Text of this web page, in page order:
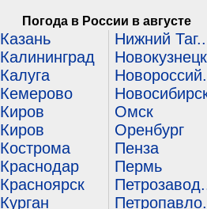
Погода в России в августе
Казань
Калининград
Калуга
Кемерово
Киров
Киров
Кострома
Краснодар
Красноярск
Курган
Нижний Таг..
Новокузнецк
Омск
Оренбург
Пенза
Пермь